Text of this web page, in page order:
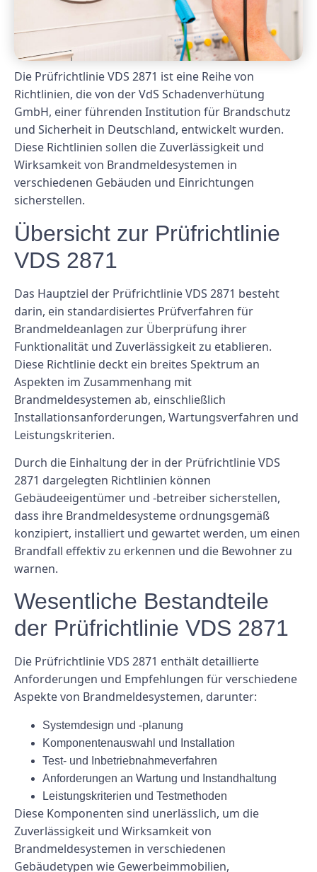
Die Prüfrichtlinie VDS 2871 ist eine Reihe von
Richtlinien, die von der VdS Schadenverhütung
GmbH, einer führenden Institution für Brandschutz
und Sicherheit in Deutschland, entwickelt wurden.
Diese Richtlinien sollen die Zuverlässigkeit und
Wirksamkeit von Brandmeldesystemen in
verschiedenen Gebäuden und Einrichtungen
sicherstellen.
Übersicht zur Prüfrichtlinie
VDS 2871
Das Hauptziel der Prüfrichtlinie VDS 2871 besteht
darin, ein standardisiertes Prüfverfahren für
Brandmeldeanlagen zur Überprüfung ihrer
Funktionalität und Zuverlässigkeit zu etablieren.
Diese Richtlinie deckt ein breites Spektrum an
Aspekten im Zusammenhang mit
Brandmeldesystemen ab, einschließlich
Installationsanforderungen, Wartungsverfahren und
Leistungskriterien.
Durch die Einhaltung der in der Prüfrichtlinie VDS
2871 dargelegten Richtlinien können
Gebäudeeigentümer und -betreiber sicherstellen,
dass ihre Brandmeldesysteme ordnungsgemäß
konzipiert, installiert und gewartet werden, um einen
Brandfall effektiv zu erkennen und die Bewohner zu
warnen.
Wesentliche Bestandteile
der Prüfrichtlinie VDS 2871
Die Prüfrichtlinie VDS 2871 enthält detaillierte
Anforderungen und Empfehlungen für verschiedene
Aspekte von Brandmeldesystemen, darunter:
Systemdesign und -planung
Komponentenauswahl und Installation
Test- und Inbetriebnahmeverfahren
Anforderungen an Wartung und Instandhaltung
Leistungskriterien und Testmethoden
Diese Komponenten sind unerlässlich, um die
Zuverlässigkeit und Wirksamkeit von
Brandmeldesystemen in verschiedenen
Gebäudetypen wie Gewerbeimmobilien,